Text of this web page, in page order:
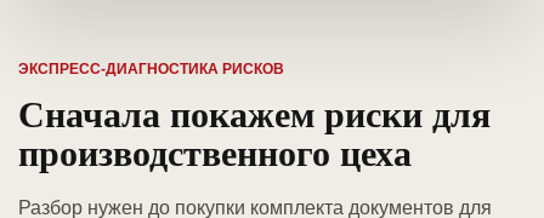
ЭКСПРЕСС-ДИАГНОСТИКА РИСКОВ
Сначала покажем риски для
производственного цеха
Разбор нужен до покупки комплекта документов для